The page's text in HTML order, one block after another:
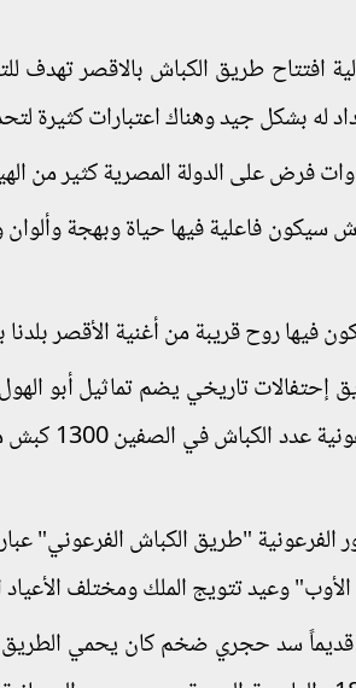
افتتاح طريق الكباش بالاقصر تهدف
له بشكل جيد وهناك اعتبارات كثيرة
فرض على الدولة المصرية كثير من
سيكون فاعلية فيها حياة وبهجة
فيها روح قريبة من أغنية الأقصر
الفرعونية "طريق الكباش الفرعوني"
وعيد تتويج الملك ومختلف
سد حجري ضخم كان يحمي الطريق